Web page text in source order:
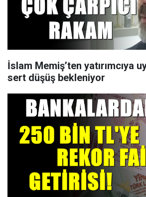
İslam Memiş’ten yatırımcıya
sert düşüş bekleniyor